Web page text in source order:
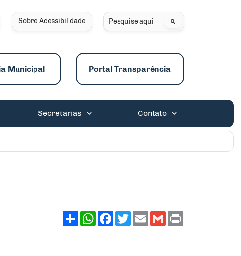
Sobre Acessibilidade
Pesquisar
Municipal Portal Transparência
Secretarias Contato
ShareWhatsApp
Facebook
Twitter
EmailGmail